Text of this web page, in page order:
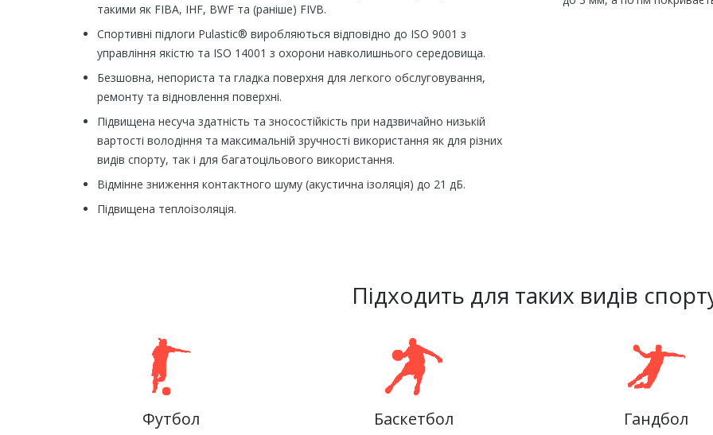
такими як FIBA, IHF, BWF та (раніше) FIVB.
Спортивні підлоги Pulastic® виробляються відповідно до ISO 9001 з
управління якістю та ISO 14001 з охорони навколишнього середовища.
Безшовна, непориста та гладка поверхня для легкого обслуговування,
ремонту та відновлення поверхні.
Підвищена несуча здатність та зносостійкість при надзвичайно низькій
вартості володіння та максимальній зручності використання як для різних
видів спорту, так і для багатоцільового використання.
Відмінне зниження контактного шуму (акустична ізоляція) до 21 дБ.
Підвищена теплоізоляція.
Підходить для таких видів
Футбол Баскетбол Гандбол